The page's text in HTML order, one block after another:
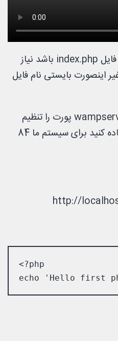
برای اجرای کد اگر نام فایل index.php باشد نیاز
اینصورت بایستی نام فایل
اگر یادتان باشد در نصب wampserver پورت را تنظیم
نموده اید در اینجا آن را استفاده کنید برای سیستم ما 84
http://
<?php
echo 'Hello first